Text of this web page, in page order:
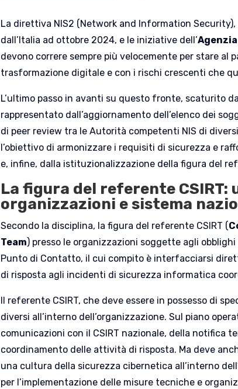
La direttiva NIS2 (Network and Information
dall’Italia ad ottobre 2024, e le iniziative dell’
devono correre sempre più velocemente per stare al
trasformazione digitale e con i rischi crescenti che
L’ultimo passo in avanti su questo fronte, scaturito
rappresentato dall’aggiornamento dell’elenco dei
di peer review tra le Autorità competenti NIS di
l’obiettivo di armonizzare i requisiti di sicurezza e
e, infine, dalla istituzionalizzazione della figura del
La figura del referente CSIRT:
organizzazioni e sistema
Secondo la disciplina, la figura del referente CSIRT (
Team) presso le organizzazioni soggette agli
Punto di Contatto, il cui compito è interfacciarsi
di risposta agli incidenti di sicurezza informatica
Il referente CSIRT, che deve essere in possesso di
diversi all’interno dell’organizzazione. Sul piano
comunicazioni con il CSIRT nazionale, della notifica
coordinamento delle attività di risposta. Ma deve
una cultura della sicurezza cibernetica all’interno
per l’implementazione delle misure tecniche e